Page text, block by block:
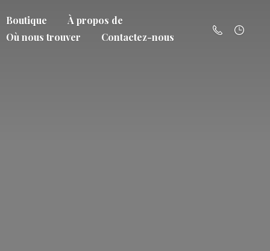
Boutique
À propos de
Où nous trouver
Contactez-nous